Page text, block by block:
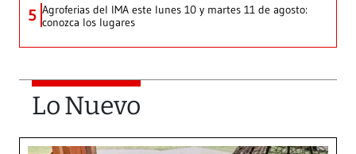
5 Agroferias del IMA este lunes 10 y martes 11 de agosto:
conozca los lugares
Lo Nuevo